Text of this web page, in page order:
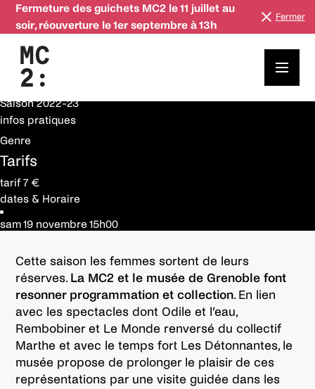
Fermeture des guichets MC2 le 11 juillet au
soir, réouverture le 1er septembre à 13h
Fermer
Saison 2022-23
Ouverture de collections : Les femmes et l’art
Saison2022-23
infos pratiques
Genre
Tarifs
tarif 7 €
dates & Horaire
sam 19 novembre 15h00
Cette saison les femmes sortent de leurs
réserves. La MC2 et le musée de Grenoble font
resonner programmation et collection. En lien
avec les spectacles dont Odile et l’eau,
Rembobiner et Le Monde renversé du collectif
Marthe et avec le temps fort Les Détonnantes, le
musée propose de prolonger le plaisir de ces
représentations par une visite guidée dans les